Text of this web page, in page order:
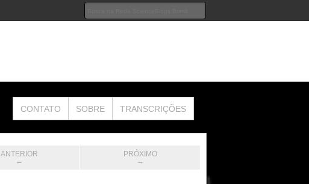
CONTATO SOBRE TRANSCRIÇÕES
ANTERIOR
←
PRÓXIMO
→